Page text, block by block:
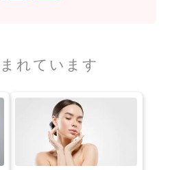
れています